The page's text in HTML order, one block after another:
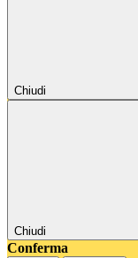
Chiudi
Chiudi
Conferma